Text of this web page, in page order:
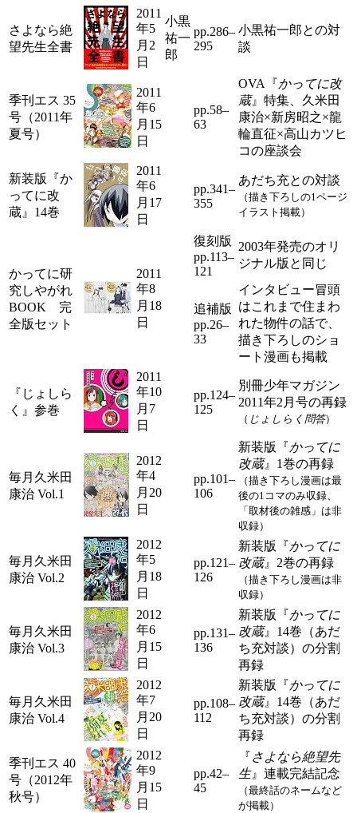
さよなら絶
望先生全書
2011
年5
月2
日
小黒
祐一
郎
pp.286–
295
小黒祐一郎との対
談
季刊エス 35
号（2011年
夏号）
2011
年6
月15
日
pp.58–
63
OVA『かってに改
蔵』特集、久米田
康治×新房昭之×龍
輪直征×高山カツヒ
コの座談会
新装版『か
ってに改
蔵』14巻
2011
年6
月17
日
pp.341–
355
あだち充との対談
（描き下ろしの1ページ
イラスト掲載）
かってに研
究しやがれ
BOOK 完
全版セット
2011
年8
月18
日
復刻版
pp.113–
121
2003年発売のオリ
ジナル版と同じ
追補版
pp.26–
33
インタビュー冒頭
はこれまで住まわ
れた物件の話で、
描き下ろしのショ
ート漫画も掲載
『じょしら
く』参巻
2011
年10
月7
日
pp.124–
125
別冊少年マガジン
2011年2月号の再録
（ じょしらく問答）
毎月久米田
康治 Vol.1
2012
年4
月20
日
pp.101–
106
新装版『かってに
改蔵』1巻の再録
（描き下ろし漫画は最
後の1コマのみ収録、
「取材後の雑感」は非
収録）
毎月久米田
康治 Vol.2
2012
年5
月18
日
pp.121–
126
新装版『かってに
改蔵』2巻の再録
（描き下ろし漫画は非
収録）
毎月久米田
康治 Vol.3
2012
年6
月15
日
pp.131–
136
新装版『かってに
改蔵』14巻（あだ
ち充対談）の分割
再録
毎月久米田
康治 Vol.4
2012
年7
月20
日
pp.108–
112
新装版『かってに
改蔵』14巻（あだ
ち充対談）の分割
再録
季刊エス 40
号（2012年
秋号）
2012
年9
月15
日
pp.42–
45
『さよなら絶望先
生』連載完結記念
（最終話のネームなど
が掲載）